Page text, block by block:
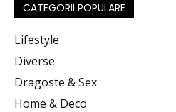
CATEGORII POPULARE
Lifestyle
Diverse
Dragoste & Sex
Home & Deco